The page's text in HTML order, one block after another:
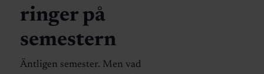
ringer på
semestern
Äntligen semester. Men vad